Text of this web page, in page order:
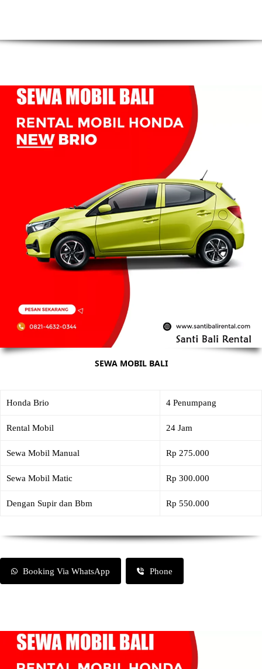
SEWA MOBIL BALI
Honda Brio 4 Penumpang
Rental Mobil 24 Jam
Sewa Mobil Manual Rp 275.000
Sewa Mobil Matic Rp 300.000
Dengan Supir dan Bbm Rp 550.000
Booking Via WhatsApp Phone